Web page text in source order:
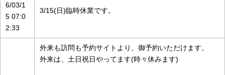
6/03/1
5 07:0
2:33
3/15(日)臨時休業です。
外来も訪問も予約サイトより、御予約いただけます。
外来は、土日祝日やってます(時々休みます)